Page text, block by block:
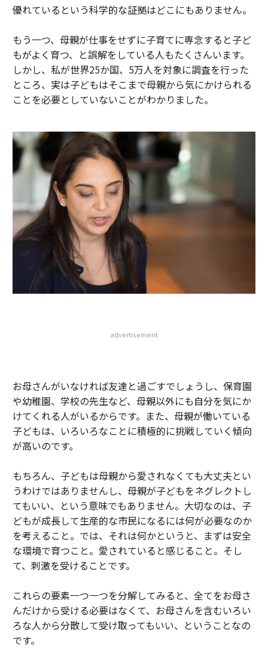
優れているという科学的な証拠はどこにもありません。
もう一つ、母親が仕事をせずに子育てに専念すると子ど
もがよく育つ、と誤解をしている人もたくさんいます。
しかし、私が世界25か国、5万人を対象に調査を行った
ところ、実は子どもはそこまで母親から気にかけられる
ことを必要としていないことがわかりました。
advertisement
お母さんがいなければ友達と過ごすでしょうし、保育園
や幼稚園、学校の先生など、母親以外にも自分を気にか
けてくれる人がいるからです。また、母親が働いている
子どもは、いろいろなことに積極的に挑戦していく傾向
が高いのです。
もちろん、子どもは母親から愛されなくても大丈夫とい
うわけではありませんし、母親が子どもをネグレクトし
てもいい、という意味でもありません。大切なのは、子
どもが成長して生産的な市民になるには何が必要なのか
を考えること。では、それは何かというと、まずは安全
な環境で育つこと。愛されていると感じること。そし
て、刺激を受けることです。
これらの要素一つ一つを分解してみると、全てをお母さ
んだけから受ける必要はなくて、お母さんを含むいろい
ろな人から分散して受け取ってもいい、ということなの
です。